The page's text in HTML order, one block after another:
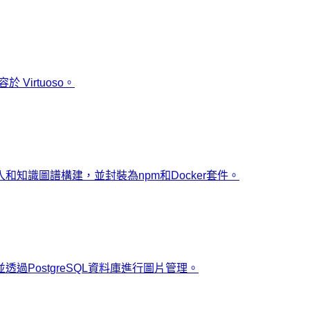
於 Virtuoso。
知識圖譜構建，並封裝為npm和Docker套件。
過PostgreSQL資料庫進行圖片管理。